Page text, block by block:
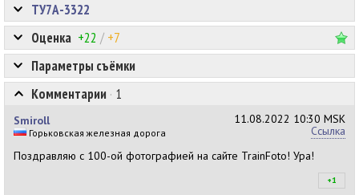
Оценка +22 / +7
ТУ7А-3322
Параметры съёмки
Комментарии · 1
11.08.2022 10:30 MSK
Ссылка
Smiroll
Горьковская железная дорога
Поздравляю с 100-ой фотографией на сайте TrainFoto! Ура!
+1